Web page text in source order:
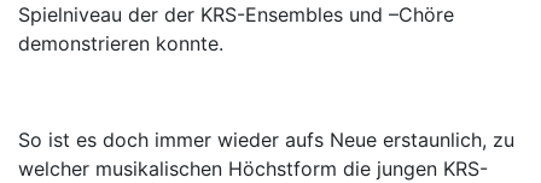
Spielniveau der der KRS-Ensembles und –Chöre
demonstrieren konnte.
So ist es doch immer wieder aufs Neue erstaunlich, zu
welcher musikalischen Höchstform die jungen KRS-